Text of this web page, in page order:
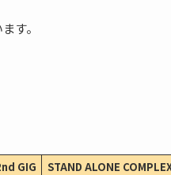
す。
GIG STAND ALONE